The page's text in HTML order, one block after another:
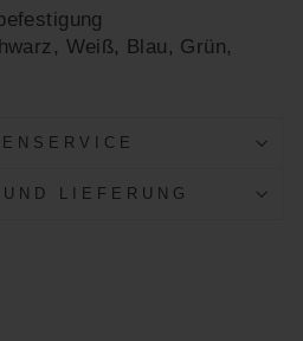
Weiß, Blau, Grün,
LIEFERUNG